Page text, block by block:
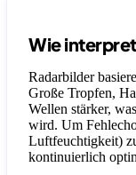
Wie
Radarbilder
Große Tropfen,
Wellen stärker,
wird. Um
Luftfeuchtigkeit)
kontinuierlich